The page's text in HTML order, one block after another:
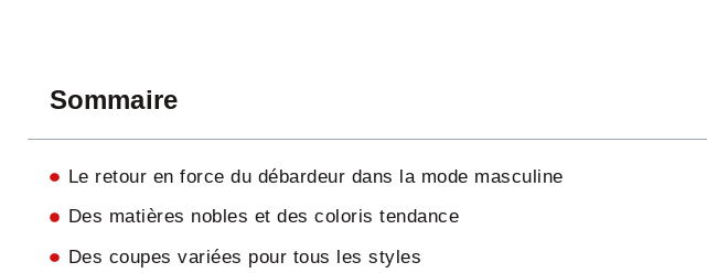
Sommaire
Le retour en force du débardeur dans la mode masculine
Des matières nobles et des coloris tendance
Des coupes variées pour tous les styles